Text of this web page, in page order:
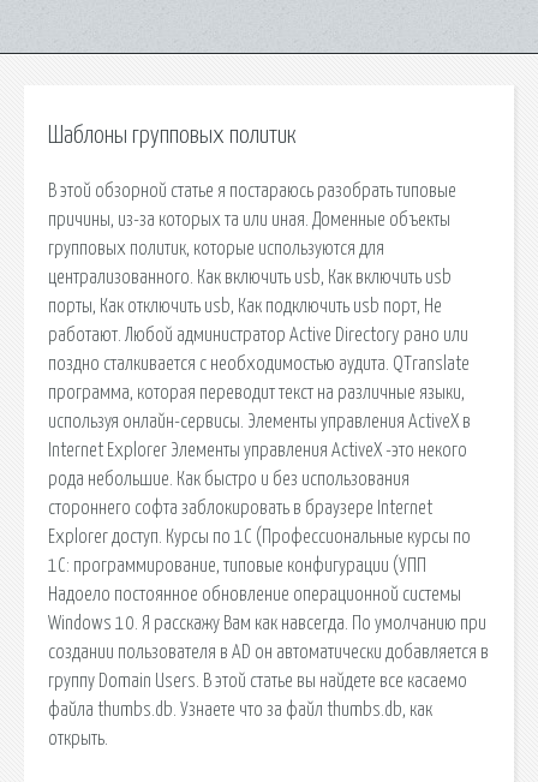
Шаблоны групповых политик
В этой обзорной статье я постараюсь разобрать типовые
причины, из-за которых та или иная. Доменные объекты
групповых политик, которые используются для
централизованного. Как включить usb, Как включить usb
порты, Как отключить usb, Как подключить usb порт, Не
работают. Любой администратор Active Directory рано или
поздно сталкивается с необходимостью аудита. QTranslate
программа, которая переводит текст на различные языки,
используя онлайн-сервисы. Элементы управления ActiveX в
Internet Explorer Элементы управления ActiveX -это некого
рода небольшие. Как быстро и без использования
стороннего софта заблокировать в браузере Internet
Explorer доступ. Курсы по 1С (Профессиональные курсы по
1С: программирование, типовые конфигурации (УПП
Надоело постоянное обновление операционной системы
Windows 10. Я расскажу Вам как навсегда. По умолчанию при
создании пользователя в AD он автоматически добавляется в
группу Domain Users. В этой статье вы найдете все касаемо
файла thumbs.db. Узнаете что за файл thumbs.db, как
открыть.